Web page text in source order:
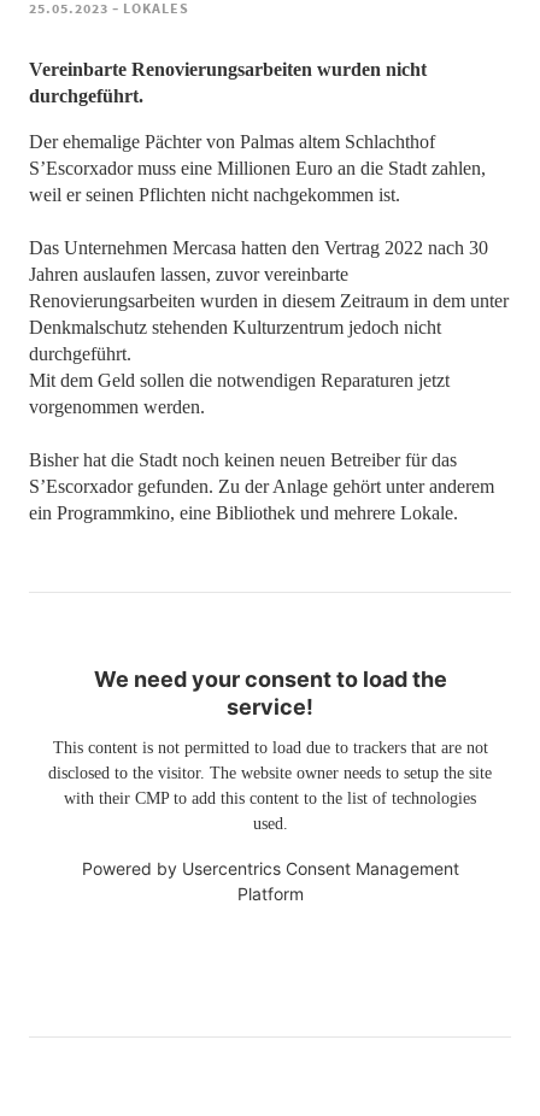
25.05.2023 - LOKALES
Vereinbarte Renovierungsarbeiten wurden nicht
durchgeführt.
Der ehemalige Pächter von Palmas altem Schlachthof
S’Escorxador muss eine Millionen Euro an die Stadt zahlen,
weil er seinen Pflichten nicht nachgekommen ist.
Das Unternehmen Mercasa hatten den Vertrag 2022 nach 30
Jahren auslaufen lassen, zuvor vereinbarte
Renovierungsarbeiten wurden in diesem Zeitraum in dem unter
Denkmalschutz stehenden Kulturzentrum jedoch nicht
durchgeführt.
Mit dem Geld sollen die notwendigen Reparaturen jetzt
vorgenommen werden.
Bisher hat die Stadt noch keinen neuen Betreiber für das
S’Escorxador gefunden. Zu der Anlage gehört unter anderem
ein Programmkino, eine Bibliothek und mehrere Lokale.
We need your consent to load the
service!
This content is not permitted to load due to trackers that are not
disclosed to the visitor. The website owner needs to setup the site
with their CMP to add this content to the list of technologies
used.
Powered by Usercentrics Consent Management
Platform